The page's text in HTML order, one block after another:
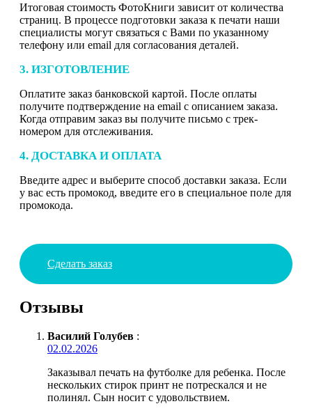
Итоговая стоимость ФотоКниги зависит от количества
страниц. В процессе подготовки заказа к печати наши
специалисты могут связаться с Вами по указанному
телефону или email для согласования деталей.
3. ИЗГОТОВЛЕНИЕ
Оплатите заказ банковской картой. После оплаты
получите подтверждение на email с описанием заказа.
Когда отправим заказ вы получите письмо с трек-
номером для отслеживания.
4. ДОСТАВКА И ОПЛАТА
Введите адрес и выберите способ доставки заказа. Если
у вас есть промокод, введите его в специальное поле для
промокода.
Сделать заказ
Отзывы
Василий Голубев :
02.02.2026
Заказывал печать на футболке для ребенка. После
нескольких стирок принт не потрескался и не
полинял. Сын носит с удовольствием.